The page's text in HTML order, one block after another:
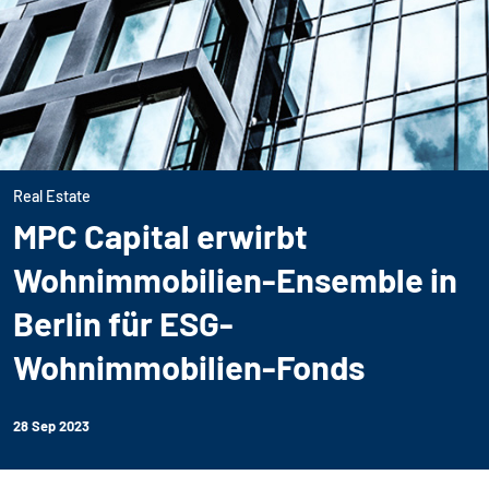
Real Estate
MPC Capital erwirbt
Wohnimmobilien-Ensemble in
Berlin für ESG-
Wohnimmobilien-Fonds
28 Sep 2023